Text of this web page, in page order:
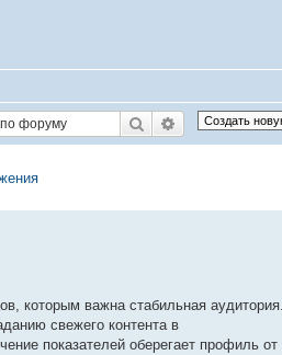
Поиск
которым важна стабильная аудитория.
свежего контента в
показателей оберегает профиль от